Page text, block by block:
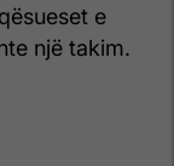
e
një takim.